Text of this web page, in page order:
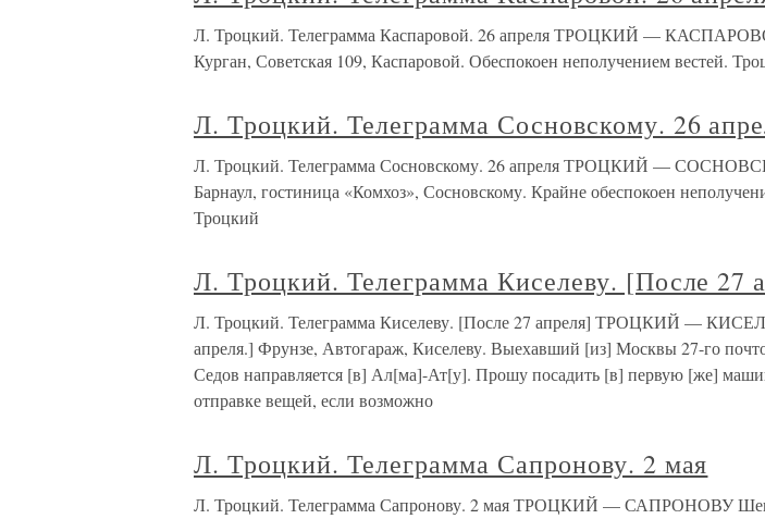
Л. Троцкий. Телеграмма Каспаровой. 26 апреля ТРОЦКИЙ —
Курган, Советская 109, Каспаровой. Обеспокоен неполучением вестей.
Л. Троцкий. Телеграмма Сосновскому. 26
Л. Троцкий. Телеграмма Сосновскому. 26 апреля ТРОЦКИЙ —
Барнаул, гостиница «Комхоз», Сосновскому. Крайне обеспокоен
Троцкий
Л. Троцкий. Телеграмма Киселеву. [После 27
Л. Троцкий. Телеграмма Киселеву. [После 27 апреля] ТРОЦКИЙ —
апреля.] Фрунзе, Автогараж, Киселеву. Выехавший [из] Москвы 27-го
Седов направляется [в] Ал[ма]-Ат[у]. Прошу посадить [в] первую [же]
отправке вещей, если возможно
Л. Троцкий. Телеграмма Сапронову. 2 мая
Л. Троцкий. Телеграмма Сапронову. 2 мая ТРОЦКИЙ — САПРОНОВУ